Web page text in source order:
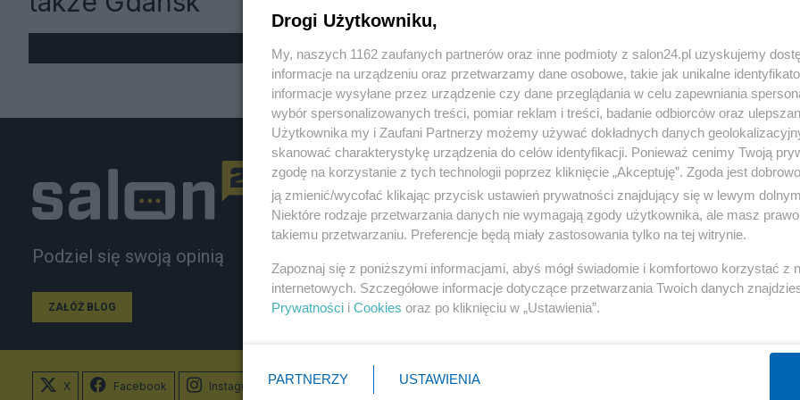
« WRÓĆ DO NOTKI
Podziel się swoją opinią
ZAŁÓŻ BLOG
Polityka
PiS
Rząd
NATO
KO
Gospodarka
Biznes
Pieniądze
Inwestycje
Podatki
X Facebook Instagram
Drogi Użytkowniku,
My, naszych 1162 zaufanych partnerów oraz inne podmioty z salon24.pl uzyskujemy
informacje na urządzeniu oraz przetwarzamy dane osobowe, takie jak unikalne
informacje wysyłane przez urządzenie czy dane przeglądania w celu zapewniania
wybór spersonalizowanych treści, pomiar reklam i treści, badanie odbiorców oraz
Użytkownika my i Zaufani Partnerzy możemy używać dokładnych danych
skanować charakterystykę urządzenia do celów identyfikacji. Ponieważ cenimy Twoją
zgodę na korzystanie z tych technologii poprzez kliknięcie „Akceptuję”. Zgoda jest
ją zmienić/wycofać klikając przycisk ustawień prywatności znajdujący się w lewym
Niektóre rodzaje przetwarzania danych nie wymagają zgody użytkownika, ale masz
takiemu przetwarzaniu. Preferencje będą miały zastosowania tylko na tej witrynie.
Zapoznaj się z poniższymi informacjami, abyś mógł świadomie i komfortowo korzystać z
internetowych. Szczegółowe informacje dotyczące przetwarzania Twoich danych
Prywatności i Cookies oraz po kliknięciu w „Ustawienia”.
PARTNERZY USTAWIENIA